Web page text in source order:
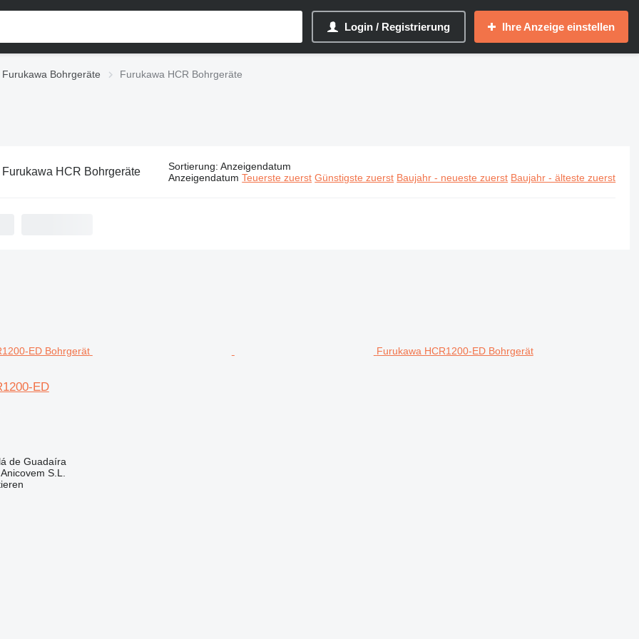
Login / Registrierung Ihre Anzeige einstellen
Furukawa Bohrgeräte Furukawa HCR Bohrgeräte
Furukawa HCR Bohrgeräte Sortierung: Anzeigendatum
Anzeigendatum Teuerste zuerst Günstigste zuerst Baujahr - neueste zuerst Baujahr - älteste zuerst
Furukawa HCR1200-ED Bohrgerät
ED
de Guadaíra
S.L.